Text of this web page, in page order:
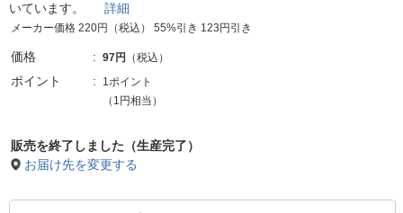
いています。 詳細
メーカー価格 220円（税込） 55%引き 123円引き
価格 97円 （税込）
ポイント
1ポイント
（1円相当）
販売を終了しました（生産完了）
お届け先を変更する